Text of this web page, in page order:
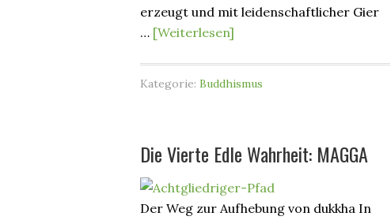
erzeugt und mit leidenschaftlicher Gier
… [Weiterlesen]
Kategorie: Buddhismus
Die Vierte Edle Wahrheit: MAGGA
Der Weg zur Aufhebung von dukkha In